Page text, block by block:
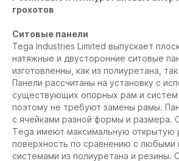
грохотов
Ситовые панели
Tega Industries Limited выпускает
натяжные и двусторонние ситовые
изготовленны, как из полиуретана,
Панели рассчитаны на установку с
существующих опорных рам и систем
поэтому не требуют замены рамы.
с ячейками разной формы и размера.
Тega имеют максимальную открытую
поверхность по сравнению с любыми
системами из полиуретана и резины.